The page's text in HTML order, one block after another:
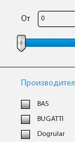
От
BAS
BUGATTI
Dogrular